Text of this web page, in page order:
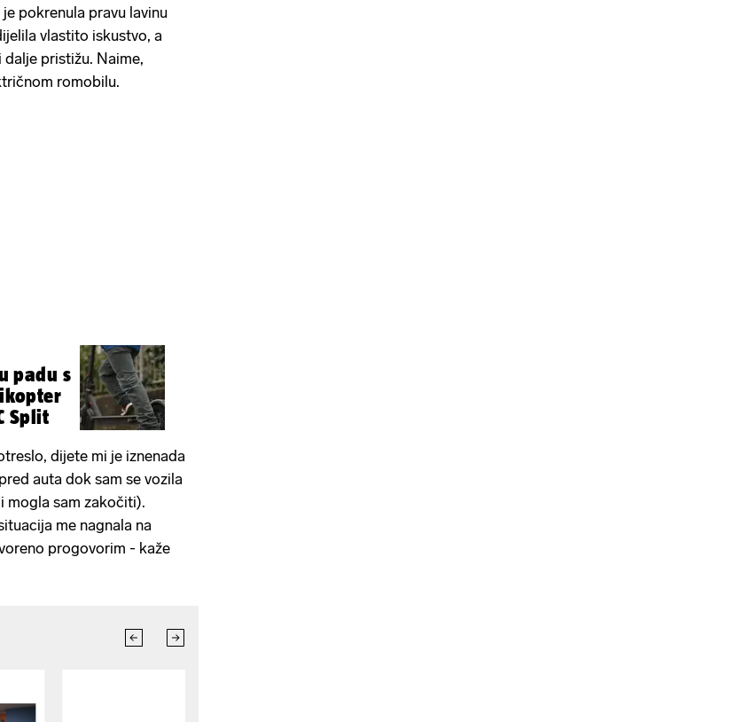
pokrenula pravu lavinu
vlastito iskustvo, a
pristižu. Naime,
romobilu.
padu s
Split
dijete mi je iznenada
auta dok sam se vozila
mogla sam zakočiti).
me nagnala na
progovorim - kaže